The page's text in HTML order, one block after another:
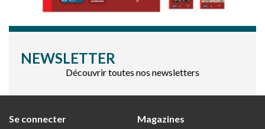
NEWSLETTER
Découvrir toutes nos newsletters
Se connecter
Magazines